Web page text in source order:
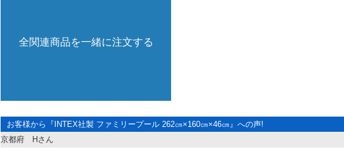
全関連商品を一緒に注文する
お客様から『 INTEX社製 ファミリープール 262㎝×160㎝×46㎝』への声!
京都府 Hさん